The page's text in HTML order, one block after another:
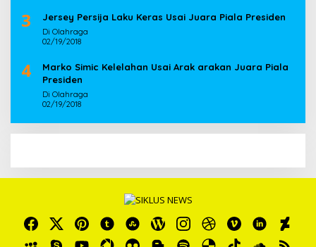
3 Jersey Persija Laku Keras Usai Juara Piala Presiden
Di Olahraga
02/19/2018
4
Marko Simic Kelelahan Usai Arak arakan Juara Piala
Presiden
Di Olahraga
02/19/2018